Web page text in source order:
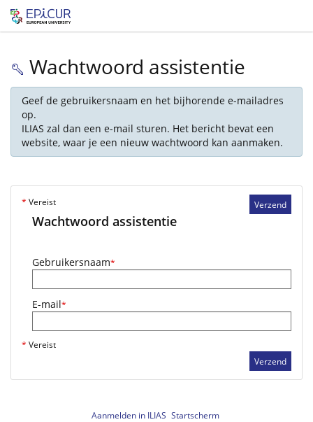
Wachtwoord assistentie
Geef de gebruikersnaam en het bijhorende e-mailadres
op.
ILIAS zal dan een e-mail sturen. Het bericht bevat een
website, waar je een nieuw wachtwoord kan aanmaken.
Verzend
* Vereist
Wachtwoord assistentie
Gebruikersnaam*
E-mail*
* Vereist
Verzend
Aanmelden in ILIAS Startscherm